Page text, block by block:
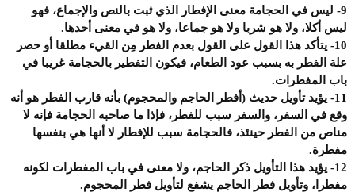
9-
ليس في الحجامة معنى الإفطار الذي ثبت بالنص والإجماع، فهو
ليس أكلا، ولا هو شربا ولا هو جماعا، ولا هو في معنى أحدها.
10-
يتأكد هذا القول على القول بعدم الفطر مِن القيء مطلقا أو حصر
علة الفطر به بسبب عود الطعام، فيكون التفطير بالحجامة غريبا في
باب المفطرات.
11-
يؤيد تأويل حديث (أفطر الحاجم والمحجوم) بأنه قارب الفطر هو أنه
وقع في السفر، والسفر سبب للفطر، فإذا ما صاحبه الحجامة فإنه لا
مناص من الفطر حينئذ، فالحجامة سبب للإفطار لا أنها هي بنفسها
مفطرة.
12-
يؤيد هذا التأويل ذكر الحاجم، ولا معنى في باب المفطرات لكونه
مفطرا، وتأويل فطر الحاجم يشفع لتأويل فطر المحجوم.